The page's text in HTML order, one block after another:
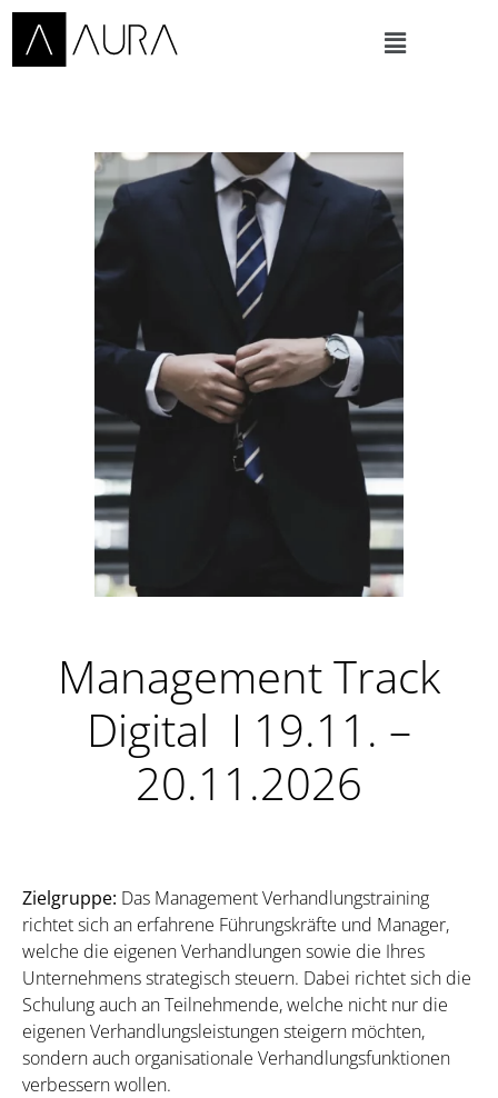
Management Track
Digital I 19.11. –
20.11.2026
Zielgruppe: Das Management Verhandlungstraining
richtet sich an erfahrene Führungskräfte und Manager,
welche die eigenen Verhandlungen sowie die Ihres
Unternehmens strategisch steuern. Dabei richtet sich die
Schulung auch an Teilnehmende, welche nicht nur die
eigenen Verhandlungsleistungen steigern möchten,
sondern auch organisationale Verhandlungsfunktionen
verbessern wollen.